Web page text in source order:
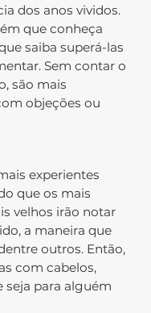
dos anos vividos.
que conheça
saiba superá-las
Sem contar o
são mais
objeções ou
experientes
que os mais
velhos irão notar
a maneira que
outros. Então,
com cabelos,
seja para alguém